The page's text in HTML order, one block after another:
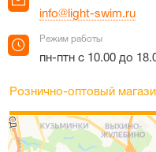
info@light-swim.ru
Режим работы
пн-птн с 10.00 до
Рознично-оптовый